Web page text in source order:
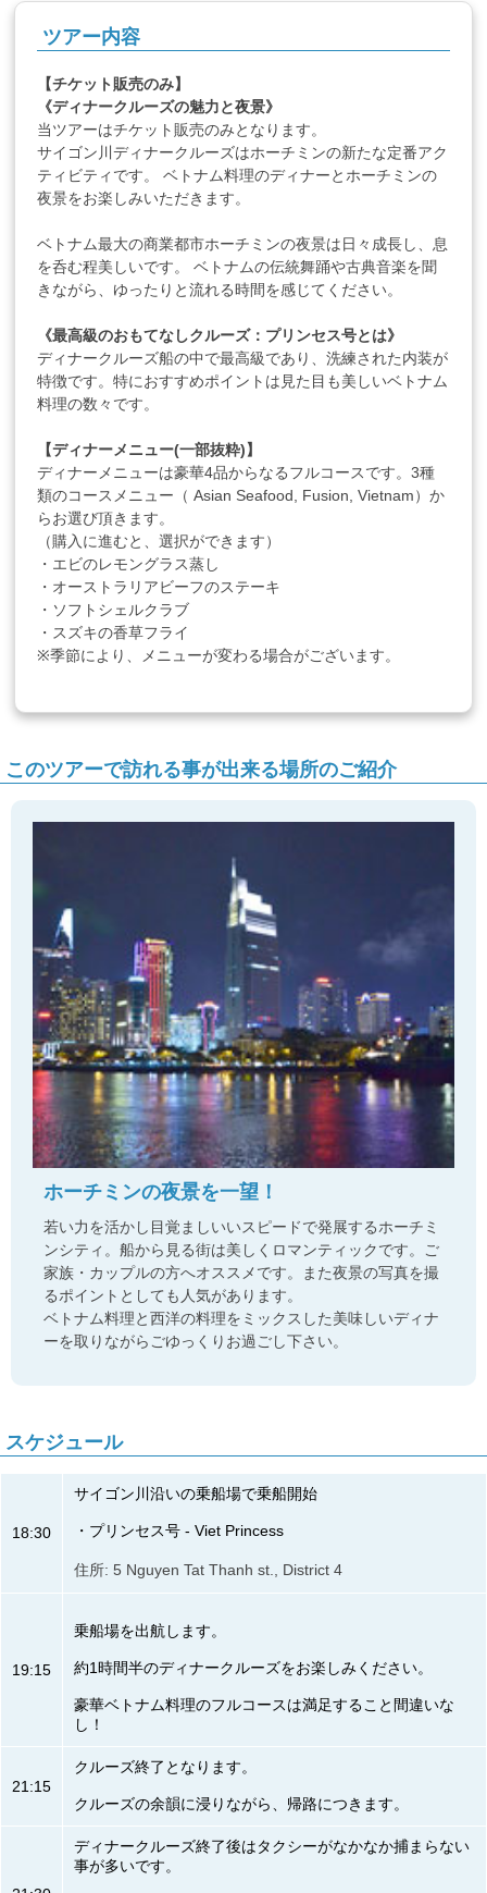
ツアー内容
【チケット販売のみ】
《ディナークルーズの魅力と夜景》
当ツアーはチケット販売のみとなります。
サイゴン川ディナークルーズはホーチミンの新たな定番アク
ティビティです。 ベトナム料理のディナーとホーチミンの
夜景をお楽しみいただきます。
ベトナム最大の商業都市ホーチミンの夜景は日々成長し、息
を呑む程美しいです。 ベトナムの伝統舞踊や古典音楽を聞
きながら、ゆったりと流れる時間を感じてください。
《最高級のおもてなしクルーズ：プリンセス号とは》
ディナークルーズ船の中で最高級であり、洗練された内装が
特徴です。特におすすめポイントは見た目も美しいベトナム
料理の数々です。
【ディナーメニュー(一部抜粋)】
ディナーメニューは豪華4品からなるフルコースです。3種
類のコースメニュー（ Asian Seafood, Fusion, Vietnam）か
らお選び頂きます。
（購入に進むと、選択ができます）
・エビのレモングラス蒸し
・オーストラリアビーフのステーキ
・ソフトシェルクラブ
・スズキの香草フライ
※季節により、メニューが変わる場合がございます。
このツアーで訪れる事が出来る場所のご紹介
ホーチミンの夜景を一望！
若い力を活かし目覚ましいいスピードで発展するホーチミ
ンシティ。船から見る街は美しくロマンティックです。ご
家族・カップルの方へオススメです。また夜景の写真を撮
るポイントとしても人気があります。
ベトナム料理と西洋の料理をミックスした美味しいディナ
ーを取りながらごゆっくりお過ごし下さい。
スケジュール
18:30
サイゴン川沿いの乗船場で乗船開始
・プリンセス号 - Viet Princess
住所: 5 Nguyen Tat Thanh st., District 4
19:15
乗船場を出航します。
約1時間半のディナークルーズをお楽しみください。
豪華ベトナム料理のフルコースは満足すること間違いな
し！
21:15
クルーズ終了となります。
クルーズの余韻に浸りながら、帰路につきます。
ディナークルーズ終了後はタクシーがなかなか捕まらない
事が多いです。